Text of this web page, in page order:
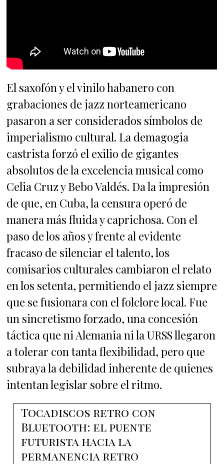
El saxofón y el vinilo habanero con
grabaciones de jazz norteamericano
pasaron a ser considerados símbolos de
imperialismo cultural. La demagogia
castrista forzó el exilio de gigantes
absolutos de la excelencia musical como
Celia Cruz y Bebo Valdés. Da la impresión
de que, en Cuba, la censura operó de
manera más fluida y caprichosa. Con el
paso de los años y frente al evidente
fracaso de silenciar el talento, los
comisarios culturales cambiaron el relato
en los setenta, permitiendo el jazz siempre
que se fusionara con el folclore local. Fue
un sincretismo forzado, una concesión
táctica que ni Alemania ni la URSS llegaron
a tolerar con tanta flexibilidad, pero que
subraya la debilidad inherente de quienes
intentan legislar sobre el ritmo.
Tocadiscos retro con
Bluetooth: el puente
futurista hacia la
permanencia retro